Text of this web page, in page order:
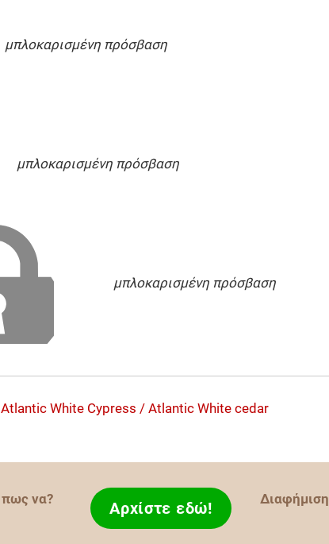
μπλοκαρισμένη πρόσβαση
μπλοκαρισμένη πρόσβαση
μπλοκαρισμένη πρόσβαση
Atlantic White Cypress / Atlantic White cedar
πως να? Αρχίστε εδώ! Διαφήμιση